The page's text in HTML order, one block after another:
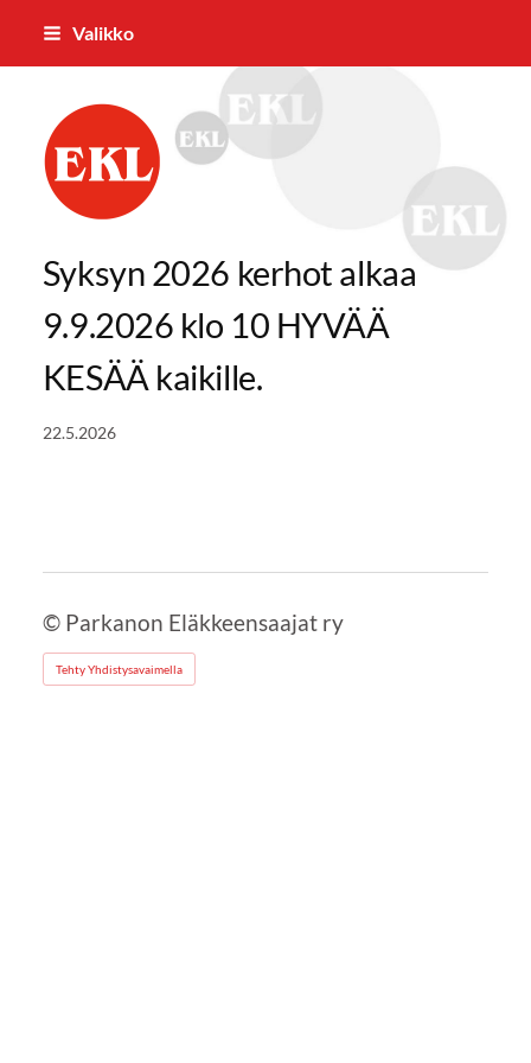
Siirry
Valikko
Parkanon Eläkkeensaajat ry
Syksyn 2026 kerhot alkaa
9.9.2026 klo 10 HYVÄÄ
KESÄÄ kaikille.
22.5.2026
© Parkanon Eläkkeensaajat ry
Tehty Yhdistysavaimella